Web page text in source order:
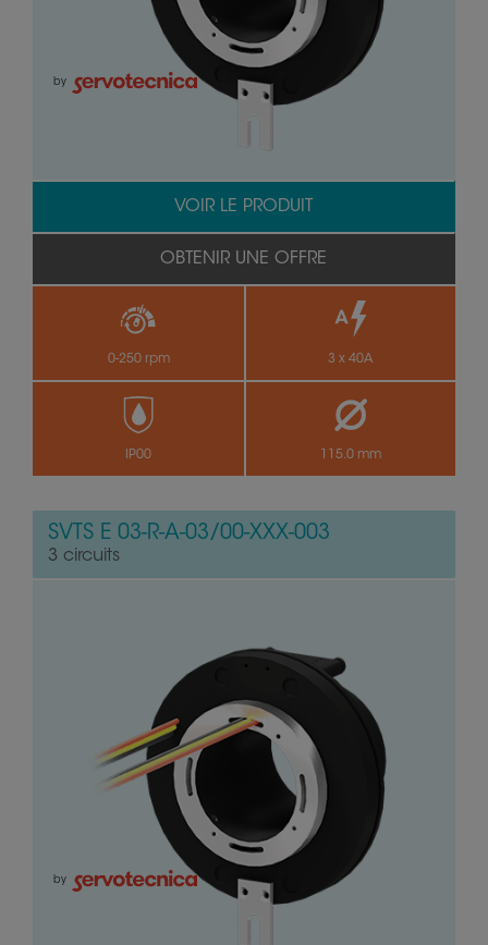
by
0-250 rpm 3 x 40A
IP00 115.0 mm
VOIR LE PRODUIT
OBTENIR UNE OFFRE
SVTS E 03-R-A-03/00-XXX-003
3 circuits
by